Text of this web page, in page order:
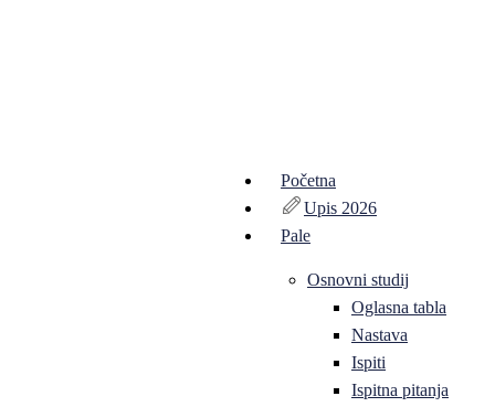
Početna
Upis 2026
Pale
Osnovni studij
Oglasna tabla
Nastava
Ispiti
Ispitna pitanja